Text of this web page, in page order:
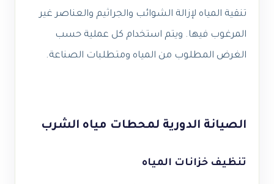
تنقية المياه لإزالة الشوائب والجراثيم والعناصر غير
المرغوب فيها. ويتم استخدام كل عملية حسب
الغرض المطلوب من المياه ومتطلبات الصناعة.
الصيانة الدورية لمحطات مياه الشرب
تنظيف خزانات المياه